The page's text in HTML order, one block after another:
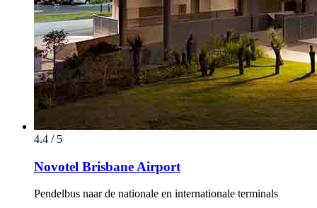
4.4 / 5
Novotel Brisbane Airport
Pendelbus naar de nationale en internationale terminals